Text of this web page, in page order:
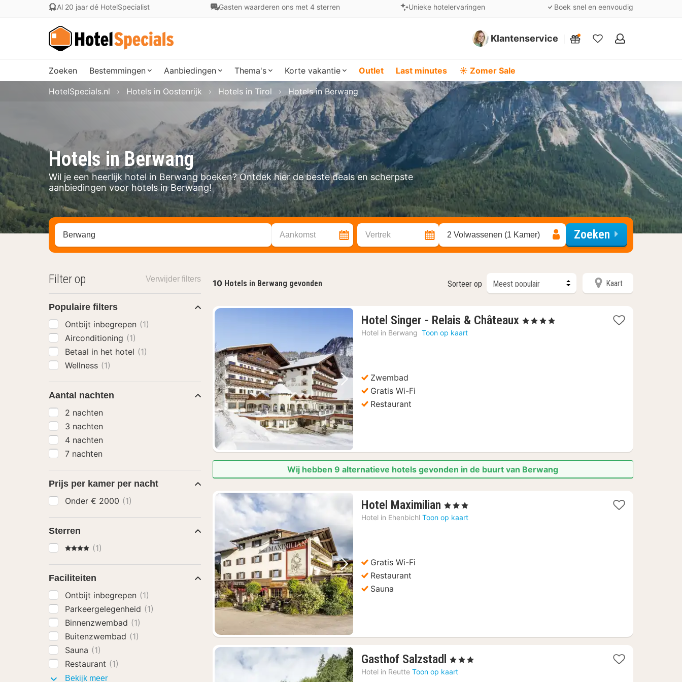
Al 20 jaar dé HotelSpecialist Gasten waarderen ons met 4 sterren Unieke hotelervaringen Boek snel en eenvoudig
Klantenservice
Mijn
Zoeken Bestemmingen Aanbiedingen Thema's Korte vakantie Outlet Last minutes ☀️ Zomer Sale
Hotels in Berwang
Wil je een heerlijk hotel in Berwang boeken? Ontdek hier de beste deals en scherpste
aanbiedingen voor hotels in Berwang!
HotelSpecials.nl Hotels in Oostenrijk Hotels in Tirol Hotels in Berwang
Zoek op hotel, regio of stad Aankomst Vertrek 2 Volwassenen (1 Kamer) Zoeken
10 Hotels in Berwang gevonden Sorteer op Kaart
Vorige foto Volgende foto
Hotel Singer - Relais & Châteaux 1
, 4 Sterren
Hotel in Berwang Toon op kaart
Zwembad
Gratis Wi-Fi
Restaurant
Wij hebben 9 alternatieve hotels gevonden in de buurt van Berwang
Vorige foto Volgende foto
Hotel Maximilian 1
nacht
, 3 Sterren
Hotel in Ehenbichl Toon op kaart
Gratis Wi-Fi
Restaurant
Sauna
Gasthof Salzstadl 1
nacht
, 3 Sterren
Hotel in Reutte Toon op kaart
Filter op Verwijder filters
Populaire filters
Ontbijt inbegrepen (1)
Airconditioning (1)
Betaal in het hotel (1)
Wellness (1)
Aantal nachten
2 nachten
3 nachten
4 nachten
7 nachten
Prijs per kamer per nacht
Onder € 2000 (1)
Sterren
4 Sterren
(1)
Faciliteiten
Ontbijt inbegrepen (1)
Parkeergelegenheid (1)
Binnenzwembad (1)
Buitenzwembad (1)
Sauna (1)
Restaurant (1)
Bekijk meerFaciliteiten